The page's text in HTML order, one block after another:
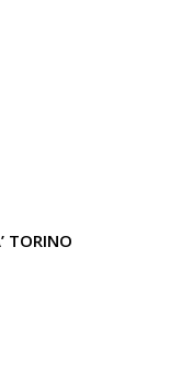
TORINO